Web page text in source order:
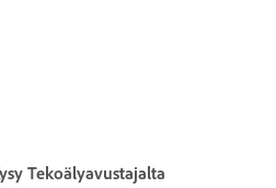
Tekoälyavustajalta